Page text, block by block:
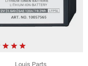
Louis Parts